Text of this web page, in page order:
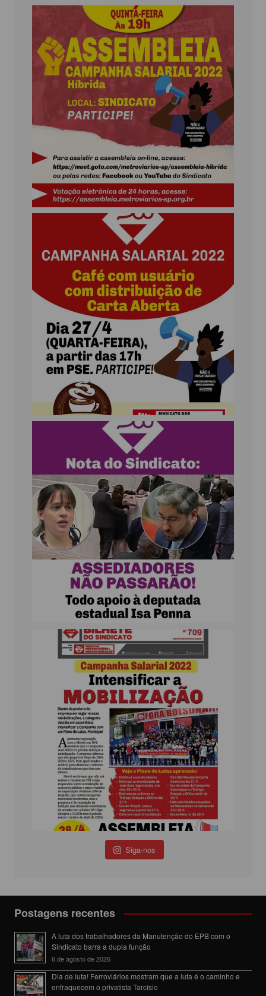
Siga-nos
Postagens recentes
A luta dos trabalhadores da Manutenção do EPB com o
Sindicato barra a dupla função
6 de agosto de 2026
Dia de luta! Ferroviários mostram que a luta é o caminho e
enfraquecem o privatista Tarcísio